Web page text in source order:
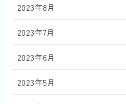
2023年8月
2023年7月
2023年6月
2023年5月